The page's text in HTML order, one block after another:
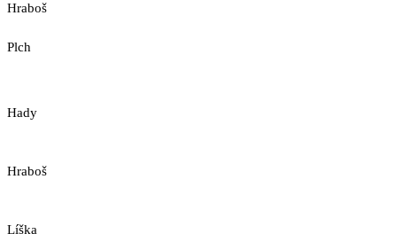
Hraboš
Plch
Hady
Hraboš
Líška